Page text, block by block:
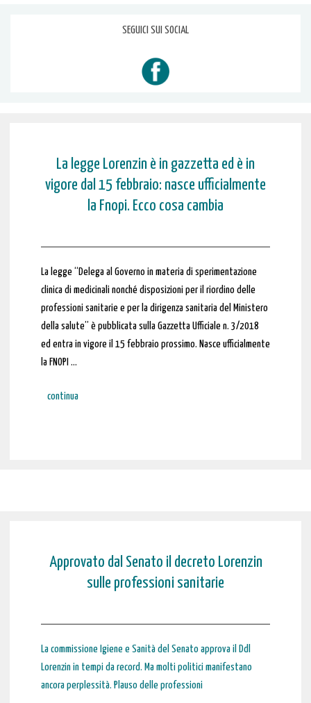
SEGUICI SUI SOCIAL
La legge Lorenzin è in gazzetta ed è in
vigore dal 15 febbraio: nasce ufficialmente
la Fnopi. Ecco cosa cambia
La legge “Delega al Governo in materia di sperimentazione
clinica di medicinali nonché disposizioni per il riordino delle
professioni sanitarie e per la dirigenza sanitaria del Ministero
della salute” è pubblicata sulla Gazzetta Ufficiale n. 3/2018
ed entra in vigore il 15 febbraio prossimo. Nasce ufficialmente
la FNOPI …
continua
Approvato dal Senato il decreto Lorenzin
sulle professioni sanitarie
La commissione Igiene e Sanità del Senato approva il Ddl
Lorenzin in tempi da record. Ma molti politici manifestano
ancora perplessità. Plauso delle professioni